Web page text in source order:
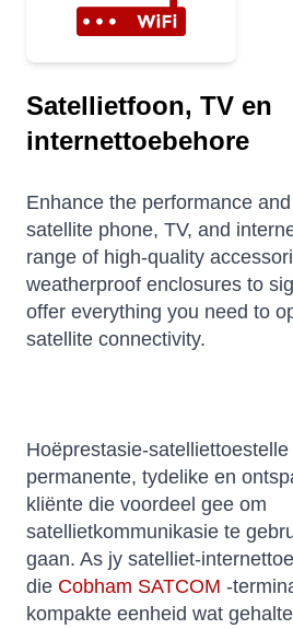
Satellietfoon, TV en
internettoebehore
Enhance the performance
satellite phone, TV, and
range of high-quality
weatherproof enclosures to
offer everything you need to
satellite connectivity.
Hoëprestasie-
permanente, tydelike en
kliënte die voordeel gee om
satellietkommunikasie te
gaan. As jy satelliet-
die Cobham SATCOM -
kompakte eenheid wat